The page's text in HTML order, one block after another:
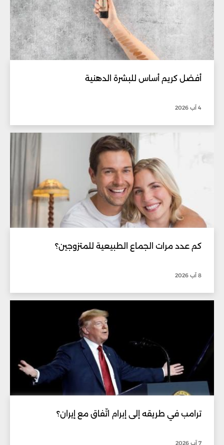
أفضل كريم أساس للبشرة الدهنية
4 آب 2026
كم عدد مرات الجماع الطبيعية للمتزوجين؟
8 آب 2026
ترامب في طريقه إلى إبرام اتّفاق مع إيران؟
7 آب 2026